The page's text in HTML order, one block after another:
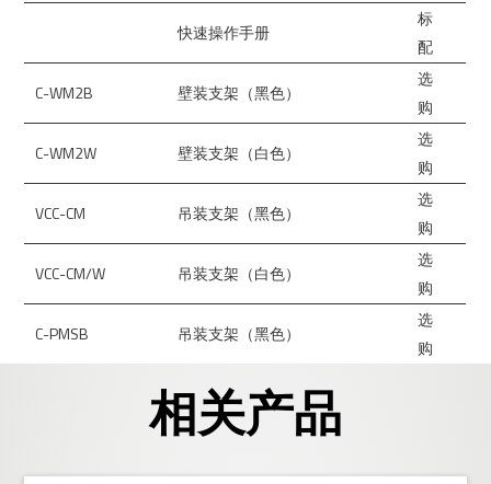
快速操作手册
标
配
C-WM2B
壁装支架（黑色）
选
购
C-WM2W
壁装支架（白色）
选
购
VCC-CM
吊装支架（黑色）
选
购
VCC-CM/W
吊装支架（白色）
选
购
C-PMSB
吊装支架（黑色）
选
购
相关产品